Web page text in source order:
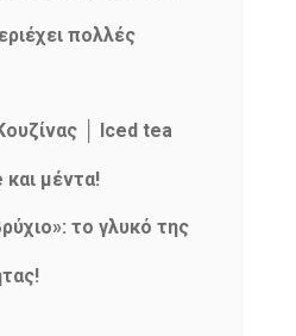
πολλές
│ Iced tea
μέντα!
το γλυκό της